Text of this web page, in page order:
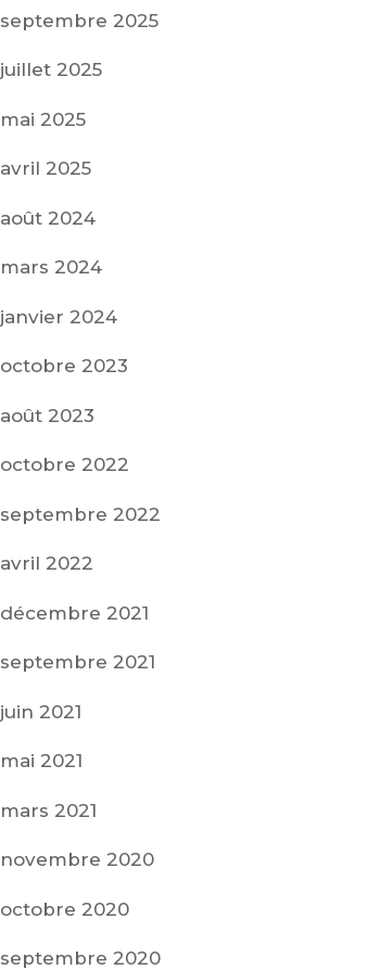
septembre 2025
juillet 2025
mai 2025
avril 2025
août 2024
mars 2024
janvier 2024
octobre 2023
août 2023
octobre 2022
septembre 2022
avril 2022
décembre 2021
septembre 2021
juin 2021
mai 2021
mars 2021
novembre 2020
octobre 2020
septembre 2020